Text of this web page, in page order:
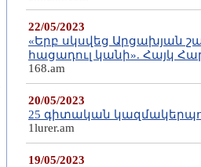
22/05/2023
«Երբ սկսվեց Արցախյան
հացադուլ կանի». Հայկ
168.am
20/05/2023
25 գիտական
1lurer.am
19/05/2023